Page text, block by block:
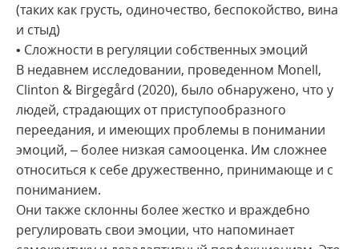
(таких как грусть, одиночество, беспокойство, вина
и стыд)
• Сложности в регуляции собственных эмоций
В недавнем исследовании, проведенном Monell,
Clinton & Birgegård (2020), было обнаружено, что у
людей, страдающих от приступообразного
переедания, и имеющих проблемы в понимании
эмоций, – более низкая самооценка. Им сложнее
относиться к себе дружественно, принимающе и с
пониманием.
Они также склонны более жестко и враждебно
регулировать свои эмоции, что напоминает